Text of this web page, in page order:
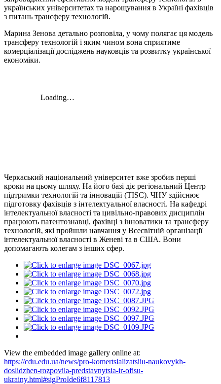
українських університетах та нарощування в Україні фахівців
з питань трансферу технологій.
Марина Зенова детально розповіла, у чому полягає ця модель
трансферу технологій і яким чином вона сприятиме
комерціалізації досліджень науковців та розвитку української
економіки.
Черкаський національний університет вже зробив перші
кроки на цьому шляху. На його базі діє регіональний Центр
підтримки технологій та інновацій (TISC). ЧНУ здійснює
підготовку фахівців з інтелектуальної власності. На кафедрі
інтелектуальної власності та цивільно-правових дисциплін
працюють патентознавці, фахівці з інноватики та трансферу
технологій, які пройшли навчання у Всесвітній організації
інтелектуальної власності в Женеві та в США. Вони
допомагають колегам з інших сфер.
View the embedded image gallery online at:
https://cdu.edu.ua/news/pro-komertsializatsiiu-naukovykh-
doslidzhen-rozpovila-predstavnytsia-ir-ofisu-
ukrainy.html#sigProIde6f8117813